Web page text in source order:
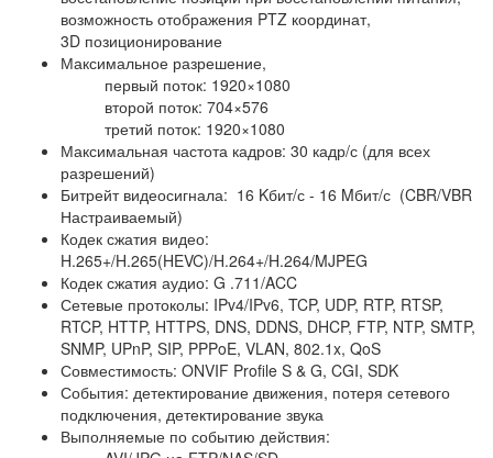
возможность отображения PTZ координат,
3D позиционирование
Максимальное разрешение,
первый поток: 1920×1080
второй поток: 704×576
третий поток: 1920×1080
Максимальная частота кадров: 30 кадр/с (для всех
разрешений)
Битрейт видеосигнала: 16 Kбит/с - 16 Mбит/с (CBR/VBR
Настраиваемый)
Кодек сжатия видео:
H.265+/H.265(HEVC)/H.264+/H.264/MJPEG
Кодек сжатия аудио: G .711/ACC
Сетевые протоколы: IPv4/IPv6, TCP, UDP, RTP, RTSP,
RTCP, HTTP, HTTPS, DNS, DDNS, DHCP, FTP, NTP, SMTP,
SNMP, UPnP, SIP, PPPoE, VLAN, 802.1x, QoS
Совместимость: ONVIF Profile S & G, CGI, SDK
События: детектирование движения, потеря сетевого
подключения, детектирование звука
Выполняемые по событию действия: